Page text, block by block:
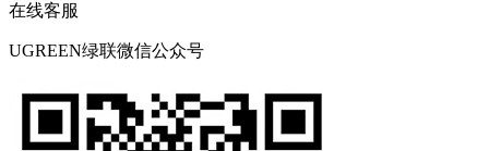
在线客服
UGREEN绿联微信公众号